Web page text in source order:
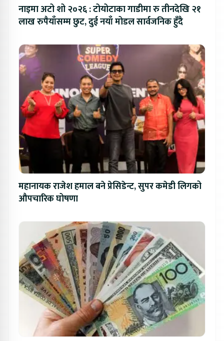
नाइमा अटो शो २०२६ : टोयोटाका गाडीमा रु तीनदेखि २१
लाख रुपैयाँसम्म छुट, दुई नयाँ मोडल सार्वजनिक हुँदै
महानायक राजेश हमाल बने प्रेसिडेन्ट, सुपर कमेडी लिगको
औपचारिक घोषणा